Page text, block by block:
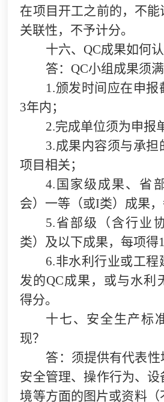
在项目开工之前的，不
关联性，不予计分。
十六、QC成果如何认
答：QC小组成果须
1.颁发时间应在申报
3年内；
2.完成单位须为申报
3.成果内容须与承担
项目相关；
4. 国家级成果、省
会）一等（或I类）成果，
5.省部级（含行业
类）及以下成果，每项得1
6.非水利行业或工程
发的QC成果，或与水利
得分。
十七、安全生产标
现？
答：须提供有代表
安全管理、操作行为、
境等方面的图片或资料（